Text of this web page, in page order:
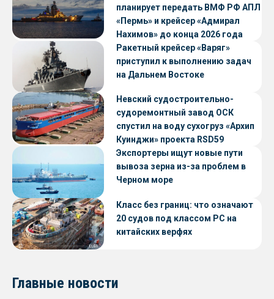
планирует передать ВМФ РФ АПЛ
«Пермь» и крейсер «Адмирал
Нахимов» до конца 2026 года
Ракетный крейсер «Варяг»
приступил к выполнению задач
на Дальнем Востоке
Невский судостроительно-
судоремонтный завод ОСК
спустил на воду сухогруз «Архип
Куинджи» проекта RSD59
Экспортеры ищут новые пути
вывоза зерна из-за проблем в
Черном море
Класс без границ: что означают
20 судов под классом РС на
китайских верфях
Главные новости